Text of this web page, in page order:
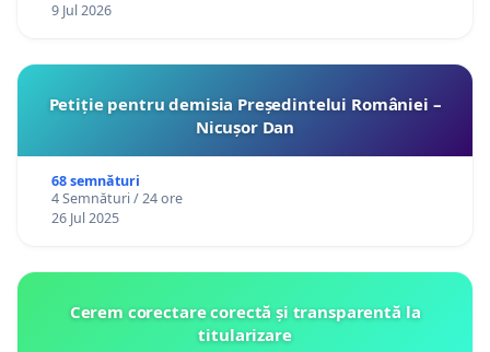
9 Jul 2026
Petiție pentru demisia Președintelui României –
Nicușor Dan
68 semnături
4 Semnături / 24 ore
26 Jul 2025
Cerem corectare corectă și transparentă la
titularizare